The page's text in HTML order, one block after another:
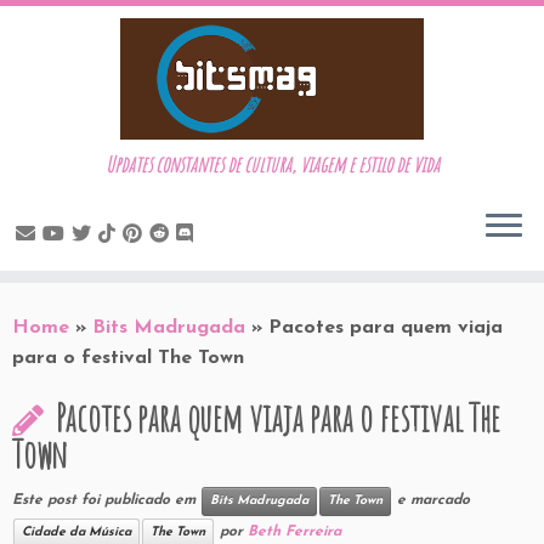
to
content
Updates constantes de cultura, viagem e estilo de vida
Home » Bits Madrugada » Pacotes para quem viaja
para o festival The Town
Pacotes para quem viaja para o festival The
Town
Este post foi publicado em Bits Madrugada The Town e marcado
Cidade da Música The Town por Beth Ferreira